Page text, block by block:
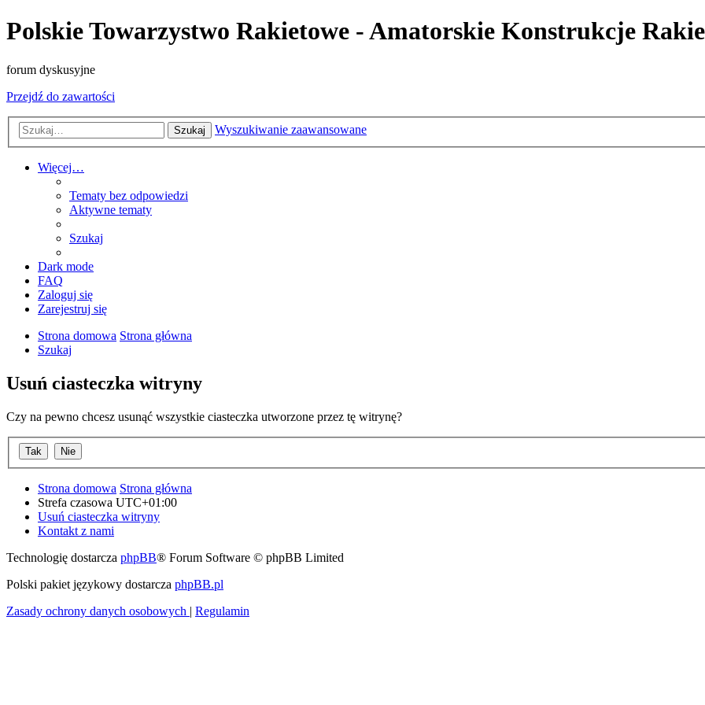
Polskie Towarzystwo Rakietowe - Amatorskie Konstrukcje
forum dyskusyjne
Przejdź do zawartości
Szukaj Wyszukiwanie zaawansowane
Więcej…
Tematy bez odpowiedzi
Aktywne tematy
Szukaj
Dark mode
FAQ
Zaloguj się
Zarejestruj się
Strona domowa Strona główna
Szukaj
Usuń ciasteczka witryny
Czy na pewno chcesz usunąć wszystkie ciasteczka utworzone przez tę witrynę?
Strona domowa Strona główna
Strefa czasowa UTC+01:00
Usuń ciasteczka witryny
Kontakt z nami
Technologię dostarcza phpBB® Forum Software © phpBB Limited
Polski pakiet językowy dostarcza phpBB.pl
Zasady ochrony danych osobowych | Regulamin